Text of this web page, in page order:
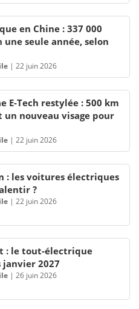
en Chine : 337 000
une seule année, selon
| 22 juin 2026
E-Tech restylée : 500 km
un nouveau visage pour
| 22 juin 2026
: les voitures électriques
?
| 22 juin 2026
: le tout-électrique
2027
| 26 juin 2026